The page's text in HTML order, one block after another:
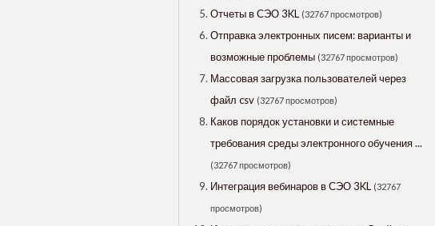
Отчеты в СЭО 3KL (32767 просмотров)
Отправка электронных писем: варианты и
возможные проблемы (32767 просмотров)
Массовая загрузка пользователей через
файл csv (32767 просмотров)
Каков порядок установки и системные
требования среды электронного обучения ...
(32767 просмотров)
Интеграция вебинаров в СЭО 3KL (32767
просмотров)